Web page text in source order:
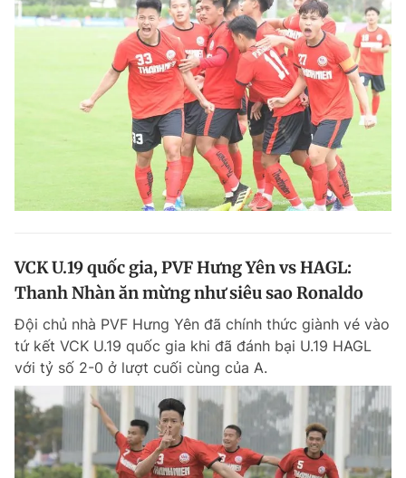
VCK U.19 quốc gia, PVF Hưng Yên vs HAGL:
Thanh Nhàn ăn mừng như siêu sao Ronaldo
Đội chủ nhà PVF Hưng Yên đã chính thức giành vé vào
tứ kết VCK U.19 quốc gia khi đã đánh bại U.19 HAGL
với tỷ số 2-0 ở lượt cuối cùng của A.